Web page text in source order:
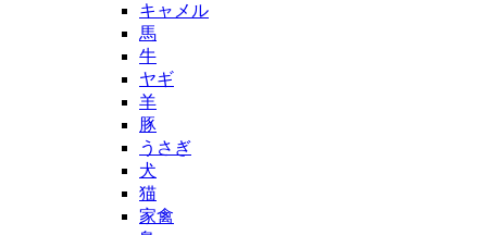
キャメル
馬
牛
ヤギ
羊
豚
うさぎ
犬
猫
家禽